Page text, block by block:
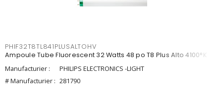
PHIF32T8TL841PLUSALTOHV
Ampoule Tube Fluorescent 32 Watts 48 po T8 Plus Alto 4100°K
Manufacturier :
PHILIPS ELECTRONICS -LIGHT
# Manufacturier : 281790